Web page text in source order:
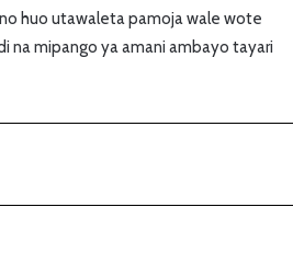
huo utawaleta pamoja wale wote
na mipango ya amani ambayo tayari